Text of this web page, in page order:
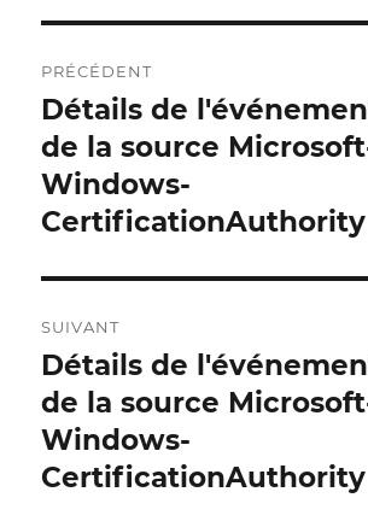
postale
PRÉCÉDENT
Publication
précédente :
Détails de
de la source
Windows-
CertificationAuthority
SUIVANT
Publication
suivante :
Détails de
de la source
Windows-
CertificationAuthority